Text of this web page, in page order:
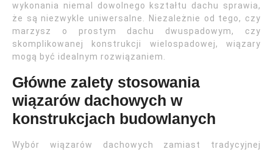
wykonania niemal dowolnego kształtu dachu sprawia,
że są niezwykle uniwersalne. Niezależnie od tego, czy
marzysz o prostym dachu dwuspadowym, czy
skomplikowanej konstrukcji wielospadowej, wiązary
mogą być idealnym rozwiązaniem.
Główne zalety stosowania
wiązarów dachowych w
konstrukcjach budowlanych
Wybór wiązarów dachowych zamiast tradycyjnej